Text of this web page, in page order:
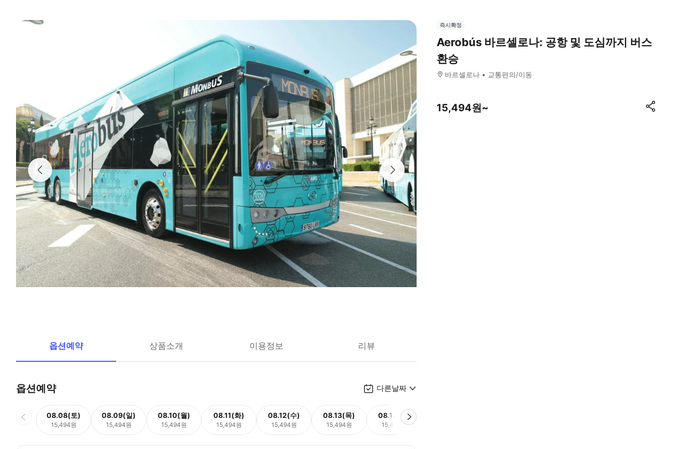
옵션예약 상품소개 이용정보 리뷰
옵션예약 다른날짜
08.08(토)
15,494원
08.09(일)
15,494원
08.10(월)
15,494원
08.11(화)
15,494원
08.12(수)
15,494원
08.13(목)
15,494원
08.14(금)
15,494원
즉시확정
Aerobús 바르셀로나: 공항 및 도심까지 버스
환승
바르셀로나 교통편의/이동
15,494원~